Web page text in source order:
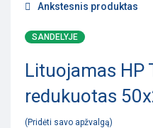
Ankstesnis produktas
SANDELYJE
Lituojamas HP
redukuotas
Pridėti savo apžvalgą